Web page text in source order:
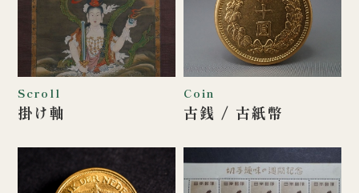
Scroll
掛け軸
Coin
古銭 / 古紙幣